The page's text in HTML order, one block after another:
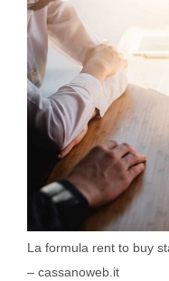
La formula rent to buy
– cassanoweb.it